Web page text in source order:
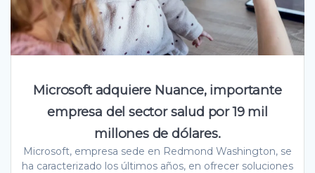
Microsoft adquiere Nuance, importante
empresa del sector salud por 19 mil
millones de dólares.
Microsoft, empresa sede en Redmond Washington, se
ha caracterizado los últimos años, en ofrecer soluciones